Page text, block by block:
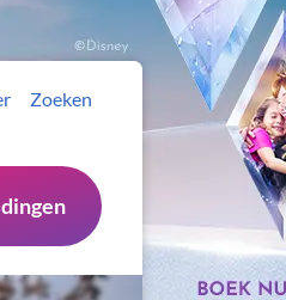
Zoeken